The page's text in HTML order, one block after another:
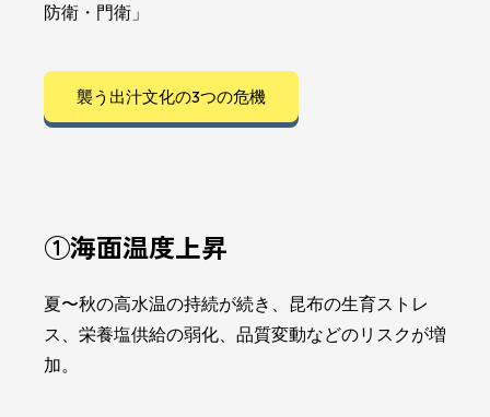
防衛・門衛」
襲う出汁文化の3つの危機
①海面温度上昇
夏〜秋の高水温の持続が続き、昆布の生育ストレ
ス、栄養塩供給の弱化、品質変動などのリスクが増
加。